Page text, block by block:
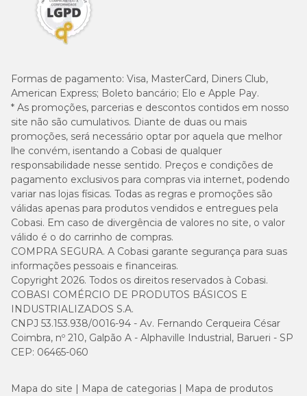
Formas de pagamento: Visa, MasterCard, Diners Club,
American Express; Boleto bancário; Elo e Apple Pay.
* As promoções, parcerias e descontos contidos em nosso
site não são cumulativos. Diante de duas ou mais
promoções, será necessário optar por aquela que melhor
lhe convém, isentando a Cobasi de qualquer
responsabilidade nesse sentido. Preços e condições de
pagamento exclusivos para compras via internet, podendo
variar nas lojas físicas. Todas as regras e promoções são
válidas apenas para produtos vendidos e entregues pela
Cobasi. Em caso de divergência de valores no site, o valor
válido é o do carrinho de compras.
COMPRA SEGURA. A Cobasi garante segurança para suas
informações pessoais e financeiras.
Copyright 2026. Todos os direitos reservados à Cobasi.
COBASI COMÉRCIO DE PRODUTOS BÁSICOS E
INDUSTRIALIZADOS S.A.
CNPJ 53.153.938/0016-94 - Av. Fernando Cerqueira César
Coimbra, nº 210, Galpão A - Alphaville Industrial, Barueri - SP
CEP: 06465-060
Mapa do site Mapa de categorias Mapa de produtos